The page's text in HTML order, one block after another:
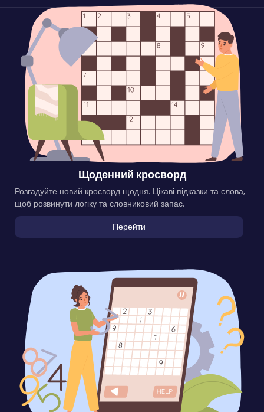
Щоденний кросворд
Розгадуйте новий кросворд щодня. Цікаві підказки та слова,
щоб розвинути логіку та словниковий запас.
Перейти